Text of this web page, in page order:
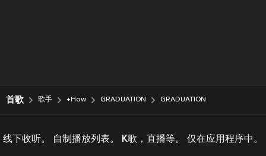
首歌 歌手 +How GRADUATION GRADUATION
线下收听。 自制播放列表。 K歌，直播等。 仅在应用程序中。